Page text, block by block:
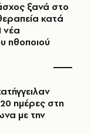
ξανά στο
κατά
νέα
ηθοποιού
ημέρες στη
με την